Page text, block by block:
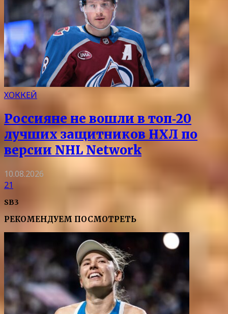
ХОККЕЙ
Россияне не вошли в топ‑20
лучших защитников НХЛ по
версии NHL Network
10.08.2026
21
SB3
РЕКОМЕНДУЕМ ПОСМОТРЕТЬ